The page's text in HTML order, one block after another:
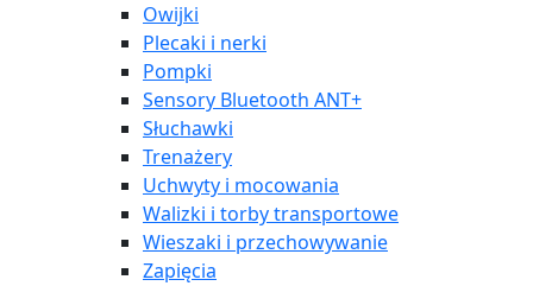
Owijki
Plecaki i nerki
Pompki
Sensory Bluetooth ANT+
Słuchawki
Trenażery
Uchwyty i mocowania
Walizki i torby transportowe
Wieszaki i przechowywanie
Zapięcia